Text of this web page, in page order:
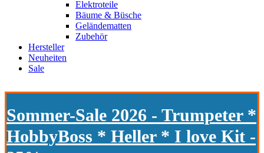
Elektroteile
Bäume & Büsche
Geländematten
Zubehör
Hersteller
Neuheiten
Sale
Sommer-Sale 2026 - Trumpeter *
HobbyBoss * Heller * I love Kit -